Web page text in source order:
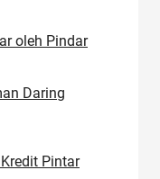
oleh Pindar
Daring
Pintar